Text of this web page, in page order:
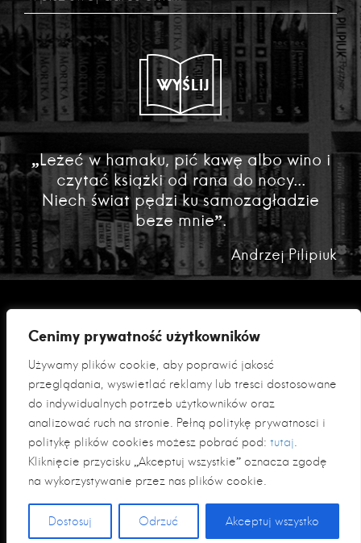
Cenimy prywatność użytkowników
Używamy plików cookie, aby poprawić jakość
przeglądania, wyświetlać reklamy lub treści dostosowane
do indywidualnych potrzeb użytkowników oraz
analizować ruch na stronie. Pełną politykę prywatności i
politykę plików cookies możesz pobrać pod: tutaj.
Kliknięcie przycisku „Akceptuj wszystkie” oznacza zgodę
na wykorzystywanie przez nas plików cookie.
Dostosuj Odrzuć Akceptuj wszystko
WYŚLIJ
„Leżeć w hamaku, pić kawę albo wino i
czytać książki od rana do nocy...
Niech świat pędzi ku samozagładzie
beze mnie”.
Andrzej Pilipiuk
© 2026 Fabryka Słów sp. z o. o
Polityka prywatności
Klauzula informacyjna RODO